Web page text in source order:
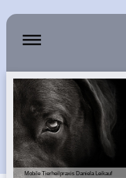
Mobile Tierheilpraxis Daniela Leikauf